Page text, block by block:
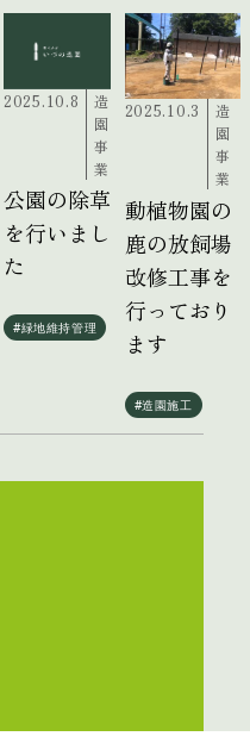
2025.10.8
造
園
事
業
公園の除草
を行いまし
た
#緑地維持管理
2025.10.3
造
園
事
業
動植物園の
鹿の放飼場
改修工事を
行っており
ます
#造園施工